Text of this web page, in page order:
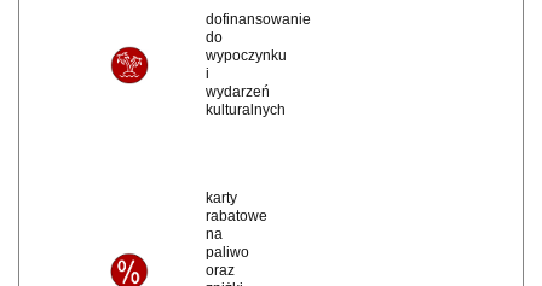
dofinansowanie
do
wypoczynku
i
wydarzeń
kulturalnych
karty
rabatowe
na
paliwo
oraz